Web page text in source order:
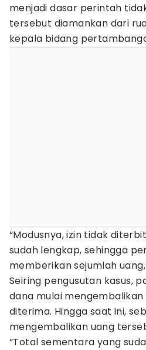
menjadi dasar perintah
tersebut diamankan dari
kepala bidang
“Modusnya, izin tidak
sudah lengkap, sehingga
memberikan sejumlah
Seiring pengusutan kasus,
dana mulai
diterima. Hingga saat ini,
mengembalikan uang
“Total sementara yang